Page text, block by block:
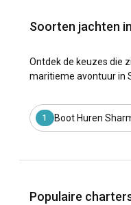
Soorten jachten
Ontdek de keuzes die
maritieme avontuur in
1 Boot Huren
Populaire